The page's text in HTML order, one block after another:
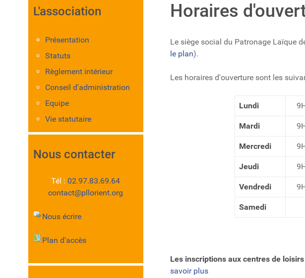
L'association
Présentation
Statuts
Règlement intérieur
Conseil d'administration
Equipe
Vie statutaire
Nous contacter
Tél : 02.97.83.69.64
contact@pllorient.org
Nous écrire
Plan d'accès
Horaires
Le siège social du Patronage Laïque
le plan).
Les horaires d'ouverture sont les
Lundi
Mardi
Mercredi
Jeudi
Vendredi
Samedi
Les inscriptions aux centres de loisirs
savoir plus